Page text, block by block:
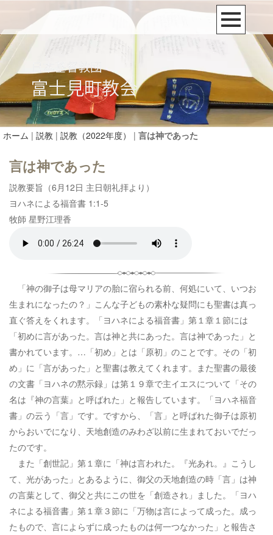
ホーム | 説教 | 説教（2022年度） | 言は神であった
言は神であった
説教要旨（6月12日 主日朝礼拝より）
ヨハネによる福音書 1:1-5
牧師 星野江理香
「神の御子は母マリアの胎に宿られる前、何処にいて、いつお
生まれになったの？」こんな子どもの素朴な疑問にも聖書は真っ
直ぐ答えをくれます。「ヨハネによる福音書」第１章１節には
「初めに言があった。言は神と共にあった。言は神であった」と
書かれています。…「初め」とは「原初」のことです。その「初
め」に「言があった」と聖書は教えてくれます。また聖書の最後
の文書「ヨハネの黙示録」は第１９章で主イエスについて「その
名は『神の言葉』と呼ばれた」と報告しています。「ヨハネ福音
書」の云う「言」です。ですから、「言」と呼ばれた御子は原初
からおいでになり、天地創造のみわざ以前に生まれておいでだっ
たのです。
また「創世記」第１章に「神は言われた。『光あれ。』こうし
て、光があった」とあるように、御父の天地創造の時「言」は神
の言葉として、御父と共にこの世を「創造され」ました。「ヨハ
ネによる福音書」第１章３節に「万物は言によって成った。成っ
たもので、言によらずに成ったものは何一つなかった」と報告さ